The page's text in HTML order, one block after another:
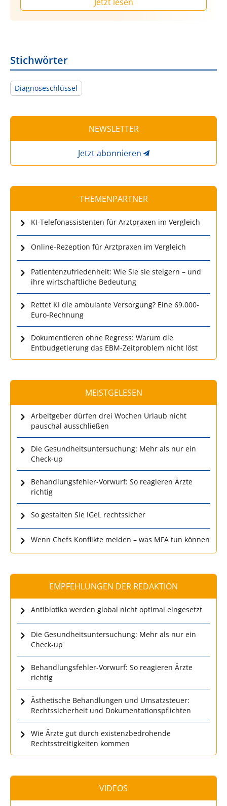
Stichwörter
Diagnoseschlüssel
NEWSLETTER
Jetzt abonnieren
THEMENPARTNER
KI-Telefonassistenten für Arztpraxen im Vergleich
Online-Rezeption für Arztpraxen im Vergleich
Patientenzufriedenheit: Wie Sie sie steigern – und
ihre wirtschaftliche Bedeutung
Rettet KI die ambulante Versorgung? Eine 69.000-
Euro-Rechnung
Dokumentieren ohne Regress: Warum die
Entbudgetierung das EBM-Zeitproblem nicht löst
MEISTGELESEN
Arbeitgeber dürfen drei Wochen Urlaub nicht
pauschal ausschließen
Die Gesundheitsuntersuchung: Mehr als nur ein
Check-up
Behandlungsfehler-Vorwurf: So reagieren Ärzte
richtig
So gestalten Sie IGeL rechtssicher
Wenn Chefs Konflikte meiden – was MFA tun können
EMPFEHLUNGEN DER REDAKTION
Antibiotika werden global nicht optimal eingesetzt
Die Gesundheitsuntersuchung: Mehr als nur ein
Check-up
Behandlungsfehler-Vorwurf: So reagieren Ärzte
richtig
Ästhetische Behandlungen und Umsatzsteuer:
Rechtssicherheit und Dokumentationspflichten
Wie Ärzte gut durch existenzbedrohende
Rechtsstreitigkeiten kommen
VIDEOS